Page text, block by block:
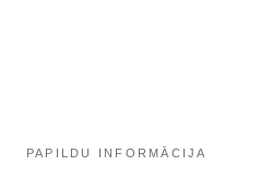
PAPILDU INFORMĀCIJA